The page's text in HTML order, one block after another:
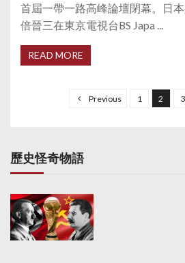
首屆一帶一路高峰論壇閉幕。日
倍晉三在東京電視台BS Japa ...
READ MORE
s
p
a
g
i
Previous 1 2 3
歷史怪奇物語